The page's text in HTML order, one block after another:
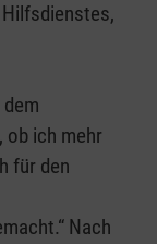
ob ich mehr
für den
Nach